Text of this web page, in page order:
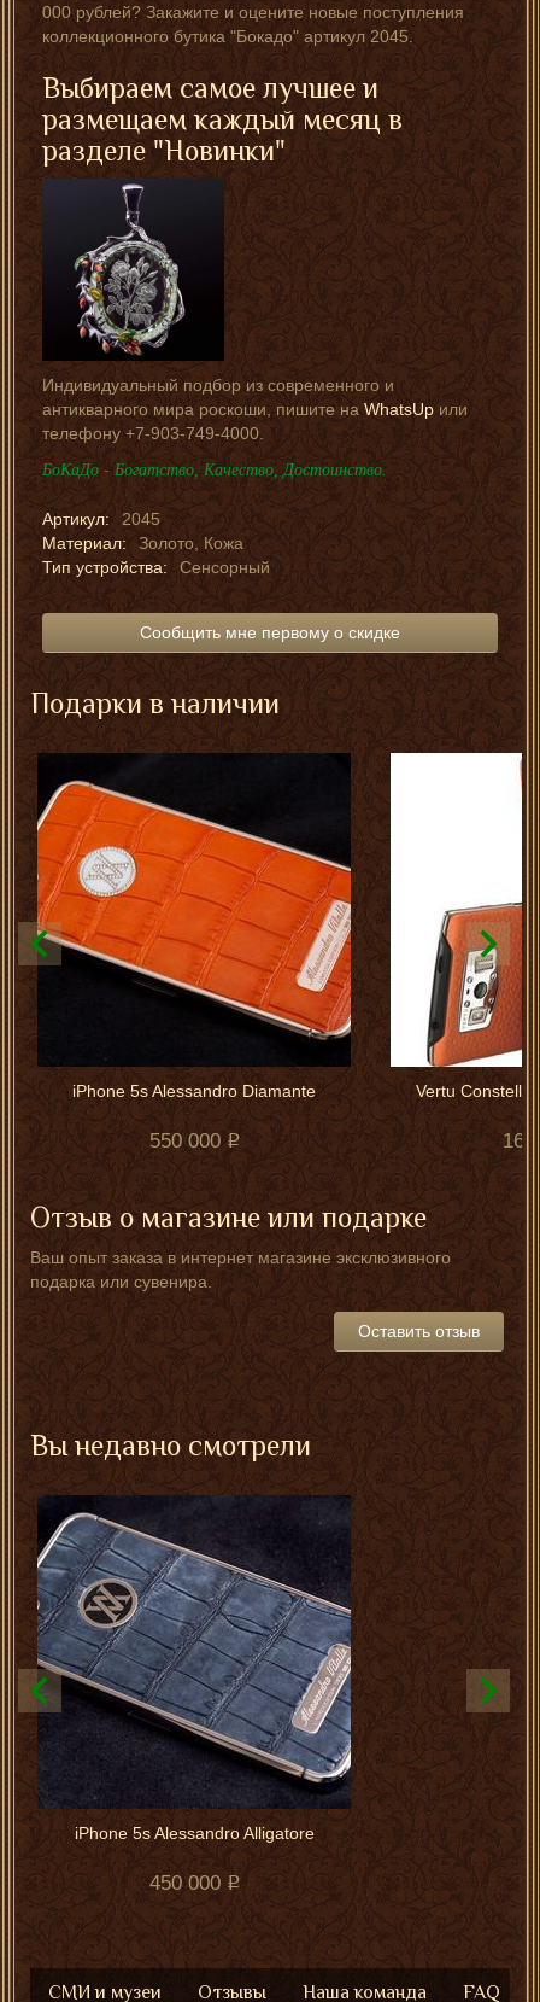
000 рублей? Закажите и оцените новые поступления
коллекционного бутика "Бокадо" артикул 2045.
Выбираем самое лучшее и
размещаем каждый месяц в
разделе "Новинки"
Индивидуальный подбор из современного и
антикварного мира роскоши, пишите наWhatsUpили
телефону +7-903-749-4000.
БоКаДо - Богатство, Качество, Достоинство.
Артикул:
2045
Материал:
Золото, Кожа
Тип устройства:
Сенсорный
Сообщить мне первому о скидке
Подарки в наличии
iPhone 5s Alessandro Diamante
550 000
Vertu
168
Отзыв о магазине или подарке
Ваш опыт заказа в интернет магазине эксклюзивного
подарка или сувенира.
Оставить отзыв
Вы недавно смотрели
iPhone 5s Alessandro Alligatore
450 000
СМИ и музеи Отзывы Наша команда FAQ